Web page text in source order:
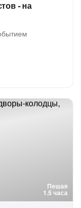
- на
Пешая
1.5 часа